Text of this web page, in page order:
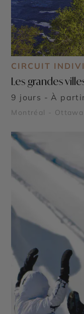
CIRCUIT
Les grandes
9 jours - À
Montréal -